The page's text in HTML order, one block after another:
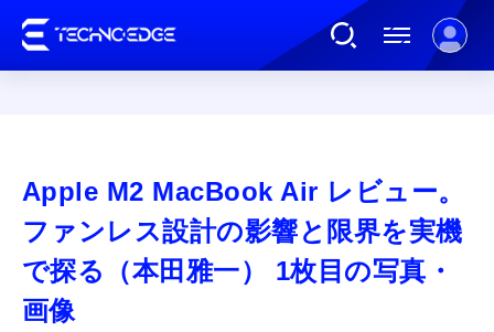
AI
ガジェット
Apple M2 MacBook Air レビュー。
ファンレス設計の影響と限界を実機
で探る（本田雅一） 1枚目の写真・
画像